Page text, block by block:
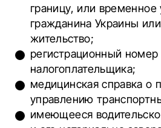
границу, или временное
гражданина Украины
жительство;
регистрационный номер
налогоплательщика;
медицинская справка о
управлению
имеющееся